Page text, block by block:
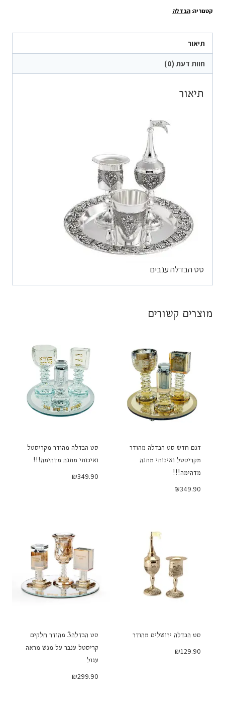
הבדלה
קטגוריה: הבדלה
תיאור
חוות דעת (0)
תיאור
סט הבדלה ענבים
מוצרים קשורים
דגם חדש סט הבדלה מהודר
מקריסטל ואיכותי מתנה
מדהימה!!!
₪349.90
סט הבדלה מהודר מקריסטל
ואיכותי מתנה מדהימה!!!
₪349.90
סט הבדלה ירושלים מהודר
₪129.90
סט הבדלה3 מהודר חלקים
קריסטל ענבר על מגש מראה
עגול
₪299.90